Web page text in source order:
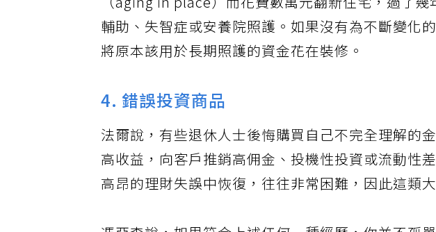
（aging in place）而花費數萬元翻新住宅，過了
輔助、失智症或安養院照護。如果沒有為不斷變化
將原本該用於長期照護的資金花在裝修。
4. 錯誤投資商品
法爾說，有些退休人士後悔購買自己不完全理解的
高收益，向客戶推銷高佣金、投機性投資或流動性
高昂的理財失誤中恢復，往往非常困難，因此這類